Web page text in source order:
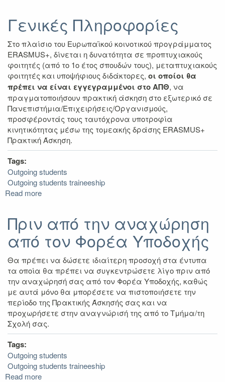
Υποδοχής
Γενικές Πληροφορίες
Στο πλαίσιο του Ευρωπαϊκού κοινοτικού προγράμματος
ERASMUS+, δίνεται η δυνατότητα σε προπτυχιακούς
φοιτητές (από το 1ο έτος σπουδών τους), μεταπτυχιακούς
φοιτητές και υποψήφιους διδάκτορες, οι οποίοι θα
πρέπει να είναι εγγεγραμμένοι στο ΑΠΘ, να
πραγματοποιήσουν πρακτική άσκηση στο εξωτερικό σε
Πανεπιστήμια/Επιχειρήσεις/Οργανισμούς,
προσφέροντάς τους ταυτόχρονα υποτροφία
κινητικότητας μέσω της τομεακής δράσης ERASMUS+
Πρακτική Άσκηση.
Tags:
Outgoing students
Outgoing students traineeship
Read more
Πριν από την αναχώρηση
από τον Φορέα Υποδοχής
Θα πρέπει να δώσετε ιδιαίτερη προσοχή στα έντυπα
τα οποία θα πρέπει να συγκεντρώσετε λίγο πριν από
την αναχώρησή σας από τον Φορέα Υποδοχής, καθώς
με αυτά μόνο θα μπορέσετε να πιστο­ποιήσετε την
περίοδο της Πρακτικής Άσκησής σας και να
προχωρήσετε στην αναγνώρισή της από το Τμήμα/τη
Σχολή σας.
Tags:
Outgoing students
Outgoing students traineeship
Read more